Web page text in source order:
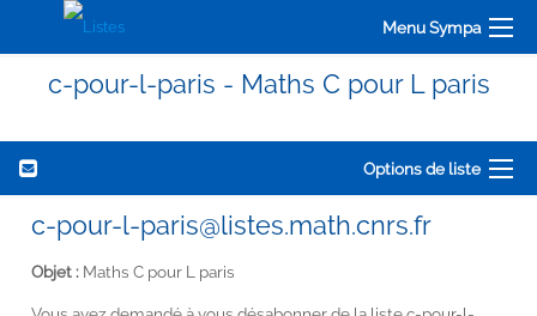
Menu Sympa
c-pour-l-paris - Maths C pour L paris
Options de liste
c-pour-l-paris@listes.math.cnrs.fr
Objet : Maths C pour L paris